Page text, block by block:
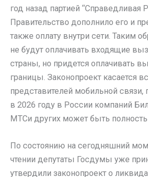
год назад партией “Справедливая
Правительство дополнило его и
также оплату внутри сети. Таким
не будут оплачивать входящие
страны, но придется оплачивать
границы. Законопроект касается
представителей мобильной связи,
в 2026 году в России компаний
МТСи других может быть
По состоянию на сегодняшний
чтении депутаты Госдумы уже
утвердили законопроект о